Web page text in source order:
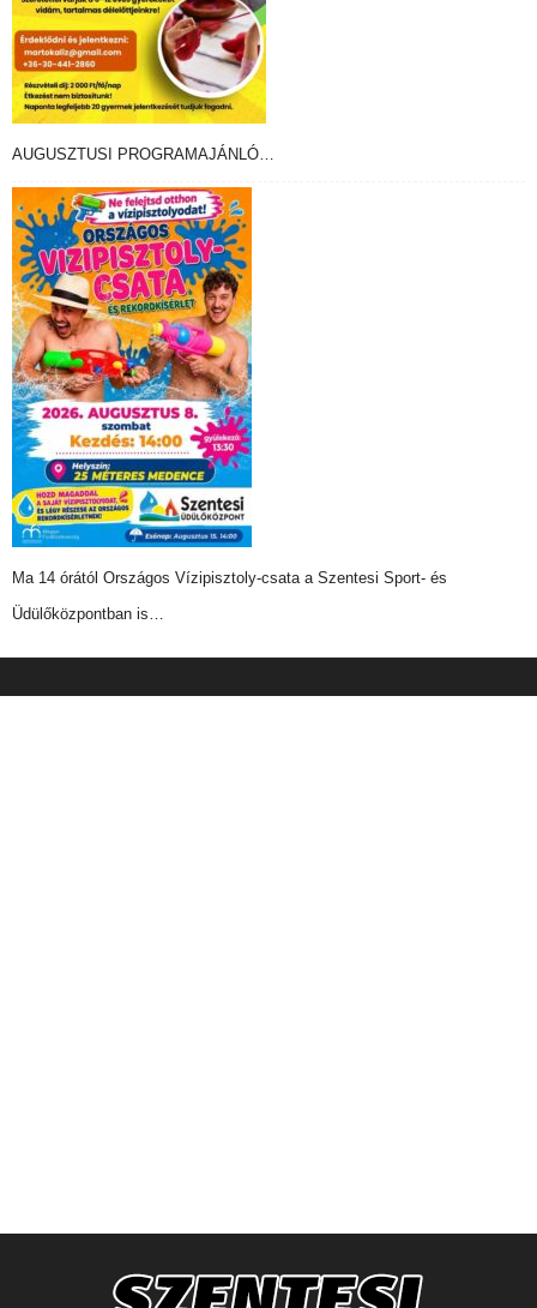
AUGUSZTUSI PROGRAMAJÁNLÓ…
Ma 14 órától Országos Vízipisztoly-csata a Szentesi Sport- és
Üdülőközpontban is…